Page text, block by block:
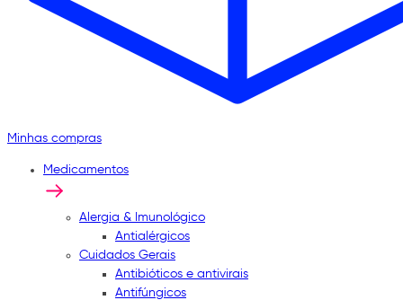
Minhas compras
Medicamentos
Alergia & Imunológico
Antialérgicos
Cuidados Gerais
Antibióticos e antivirais
Antifúngicos